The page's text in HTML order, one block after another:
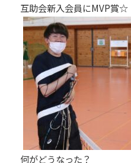
互助会新入会員にMVP賞☆
何がどうなった？